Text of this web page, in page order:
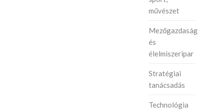
művészet
Mezőgazdaság
és
élelmiszeripar
Stratégiai
tanácsadás
Technológia